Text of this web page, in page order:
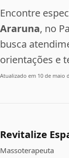
Encontre
Araruna, no
busca
orientações e
Atualizado em 10 de maio
Revitalize
Massoterapeuta